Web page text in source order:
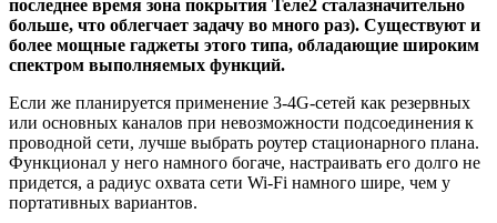
последнее время зона покрытия Теле2 сталазначительно
больше, что облегчает задачу во много раз). Существуют и
более мощные гаджеты этого типа, обладающие широким
спектром выполняемых функций.
Если же планируется применение 3-4G-сетей как резервных
или основных каналов при невозможности подсоединения к
проводной сети, лучше выбрать роутер стационарного плана.
Функционал у него намного богаче, настраивать его долго не
придется, а радиус охвата сети Wi-Fi намного шире, чем у
портативных вариантов.